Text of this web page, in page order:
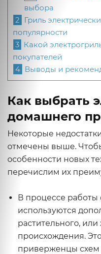
выбора
2 Гриль
популярности
3 Какой
покупателей
4 Выводы и
Как выбрать
домашнего
Некоторые
отмечены выше.
особенности новых
перечислим их
В процессе работы
используются
растительного,
происхождения.
приверженцы схем